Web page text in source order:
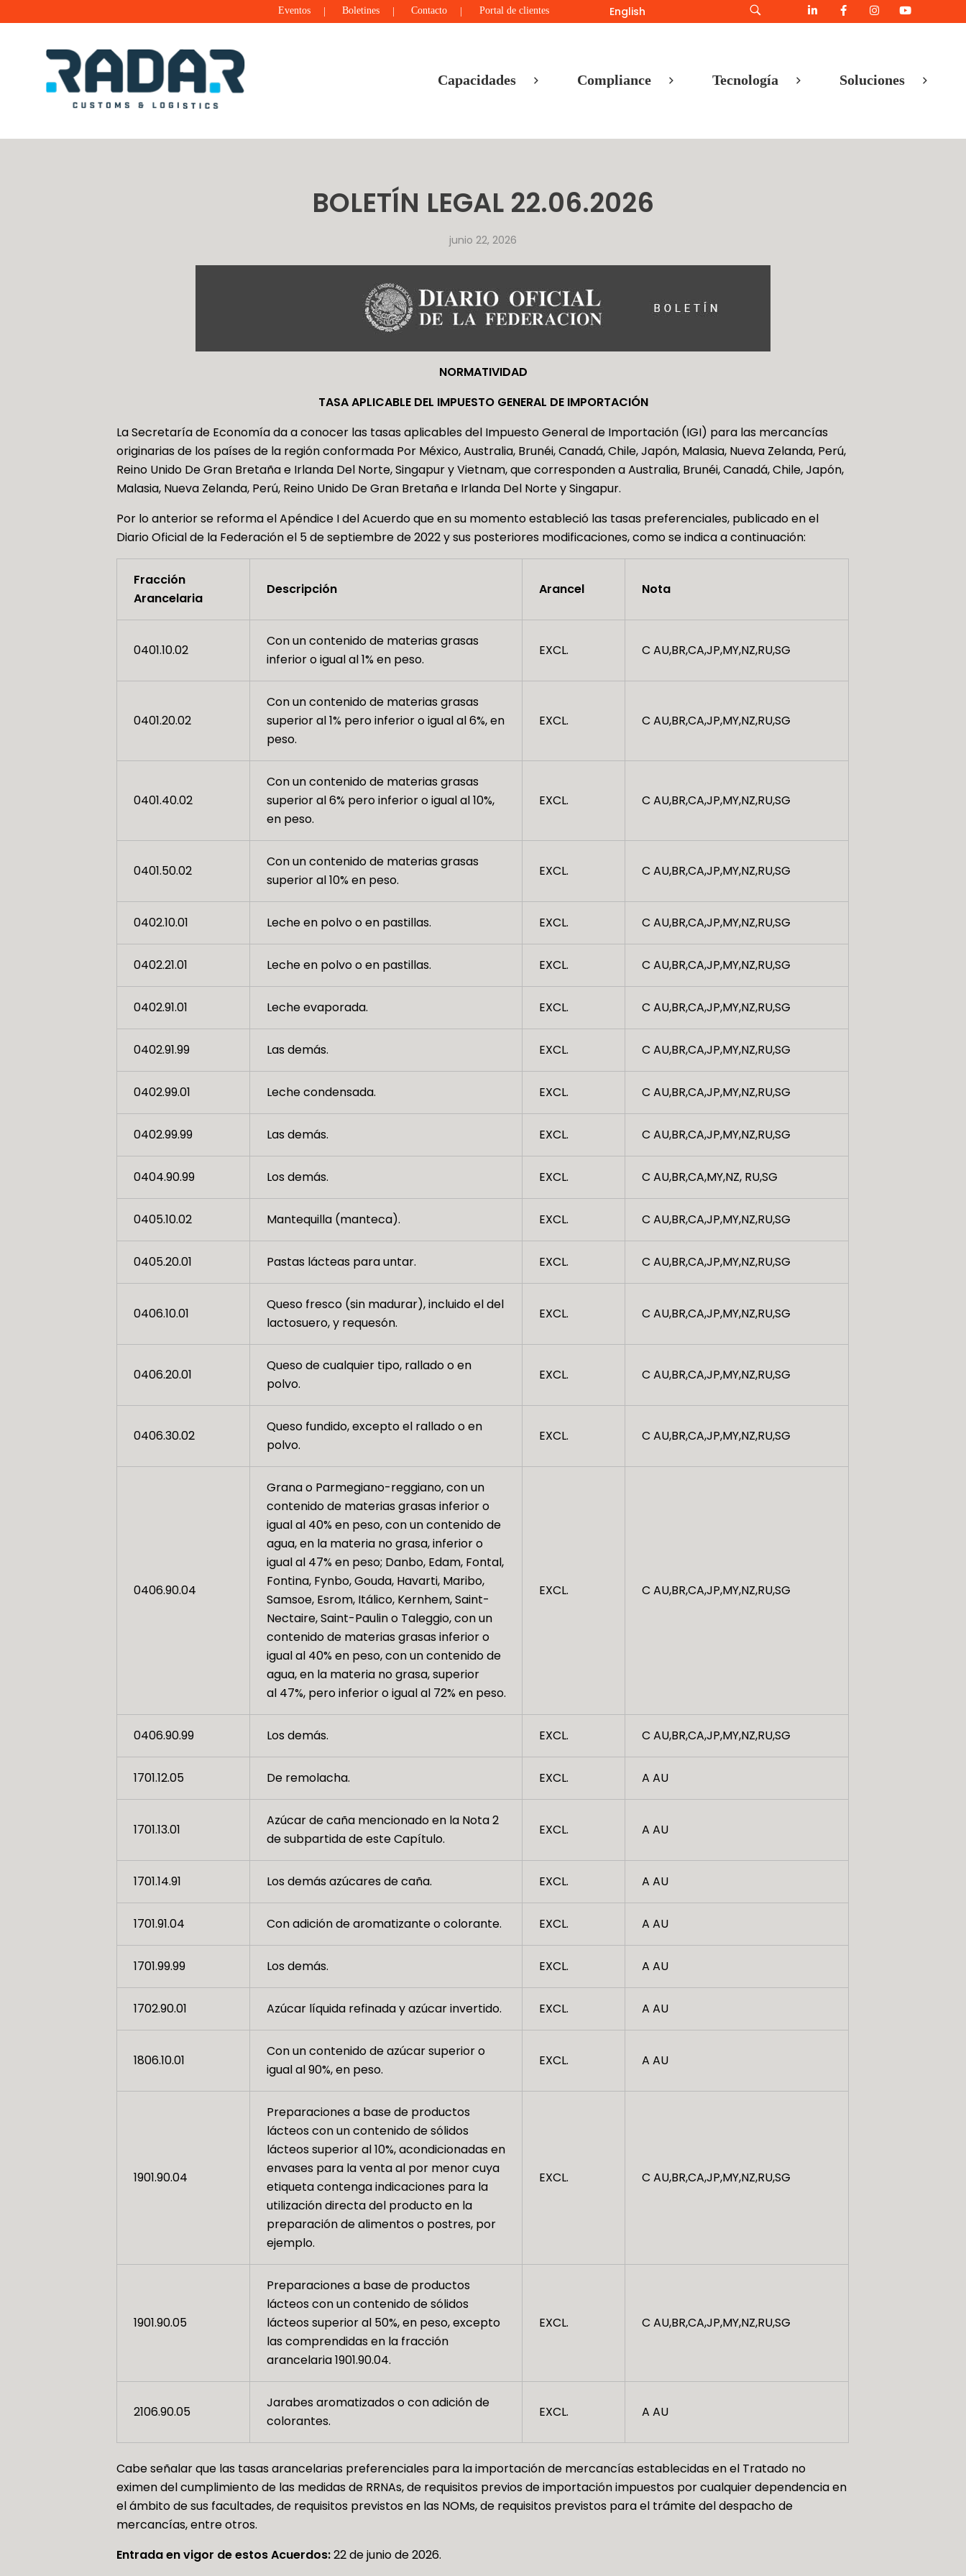
Eventos Boletines Contacto Portal de clientes English
Capacidades Compliance Tecnología Soluciones
BOLETÍN LEGAL 22.06.2026
junio 22, 2026
NORMATIVIDAD
TASA APLICABLE DEL IMPUESTO GENERAL DE IMPORTACIÓN
La Secretaría de Economía da a conocer las tasas aplicables del Impuesto General de Importación (IGI) para las mercancías
originarias de los países de la región conformada Por México, Australia, Brunéi, Canadá, Chile, Japón, Malasia, Nueva Zelanda, Perú,
Reino Unido De Gran Bretaña e Irlanda Del Norte, Singapur y Vietnam, que corresponden a Australia, Brunéi, Canadá, Chile, Japón,
Malasia, Nueva Zelanda, Perú, Reino Unido De Gran Bretaña e Irlanda Del Norte y Singapur.
Por lo anterior se reforma el Apéndice I del Acuerdo que en su momento estableció las tasas preferenciales, publicado en el
Diario Oficial de la Federación el 5 de septiembre de 2022 y sus posteriores modificaciones, como se indica a continuación:
Fracción
Arancelaria
Descripción Arancel Nota
0401.10.02
Con un contenido de materias grasas
inferior o igual al 1% en peso.
EXCL. C AU,BR,CA,JP,MY,NZ,RU,SG
0401.20.02
Con un contenido de materias grasas
superior al 1% pero inferior o igual al 6%, en
peso.
EXCL. C AU,BR,CA,JP,MY,NZ,RU,SG
0401.40.02
Con un contenido de materias grasas
superior al 6% pero inferior o igual al 10%,
en peso.
EXCL. C AU,BR,CA,JP,MY,NZ,RU,SG
0401.50.02
Con un contenido de materias grasas
superior al 10% en peso.
EXCL. C AU,BR,CA,JP,MY,NZ,RU,SG
0402.10.01 Leche en polvo o en pastillas. EXCL. C AU,BR,CA,JP,MY,NZ,RU,SG
0402.21.01 Leche en polvo o en pastillas. EXCL. C AU,BR,CA,JP,MY,NZ,RU,SG
0402.91.01 Leche evaporada. EXCL. C AU,BR,CA,JP,MY,NZ,RU,SG
0402.91.99 Las demás. EXCL. C AU,BR,CA,JP,MY,NZ,RU,SG
0402.99.01 Leche condensada. EXCL. C AU,BR,CA,JP,MY,NZ,RU,SG
0402.99.99 Las demás. EXCL. C AU,BR,CA,JP,MY,NZ,RU,SG
0404.90.99 Los demás. EXCL. C AU,BR,CA,MY,NZ, RU,SG
0405.10.02 Mantequilla (manteca). EXCL. C AU,BR,CA,JP,MY,NZ,RU,SG
0405.20.01 Pastas lácteas para untar. EXCL. C AU,BR,CA,JP,MY,NZ,RU,SG
0406.10.01
Queso fresco (sin madurar), incluido el del
lactosuero, y requesón.
EXCL. C AU,BR,CA,JP,MY,NZ,RU,SG
0406.20.01
Queso de cualquier tipo, rallado o en
polvo.
EXCL. C AU,BR,CA,JP,MY,NZ,RU,SG
0406.30.02
Queso fundido, excepto el rallado o en
polvo.
EXCL. C AU,BR,CA,JP,MY,NZ,RU,SG
0406.90.04
Grana o Parmegiano-reggiano, con un
contenido de materias grasas inferior o
igual al 40% en peso, con un contenido de
agua, en la materia no grasa, inferior o
igual al 47% en peso; Danbo, Edam, Fontal,
Fontina, Fynbo, Gouda, Havarti, Maribo,
Samsoe, Esrom, Itálico, Kernhem, Saint-
Nectaire, Saint-Paulin o Taleggio, con un
contenido de materias grasas inferior o
igual al 40% en peso, con un contenido de
agua, en la materia no grasa, superior
al 47%, pero inferior o igual al 72% en peso.
EXCL. C AU,BR,CA,JP,MY,NZ,RU,SG
0406.90.99 Los demás. EXCL. C AU,BR,CA,JP,MY,NZ,RU,SG
1701.12.05 De remolacha. EXCL. A AU
1701.13.01
Azúcar de caña mencionado en la Nota 2
de subpartida de este Capítulo.
EXCL. A AU
1701.14.91 Los demás azúcares de caña. EXCL. A AU
1701.91.04 Con adición de aromatizante o colorante. EXCL. A AU
1701.99.99 Los demás. EXCL. A AU
1702.90.01 Azúcar líquida refinada y azúcar invertido. EXCL. A AU
1806.10.01
Con un contenido de azúcar superior o
igual al 90%, en peso.
EXCL. A AU
1901.90.04
Preparaciones a base de productos
lácteos con un contenido de sólidos
lácteos superior al 10%, acondicionadas en
envases para la venta al por menor cuya
etiqueta contenga indicaciones para la
utilización directa del producto en la
preparación de alimentos o postres, por
ejemplo.
EXCL. C AU,BR,CA,JP,MY,NZ,RU,SG
1901.90.05
Preparaciones a base de productos
lácteos con un contenido de sólidos
lácteos superior al 50%, en peso, excepto
las comprendidas en la fracción
arancelaria 1901.90.04.
EXCL. C AU,BR,CA,JP,MY,NZ,RU,SG
2106.90.05
Jarabes aromatizados o con adición de
colorantes.
EXCL. A AU
Cabe señalar que las tasas arancelarias preferenciales para la importación de mercancías establecidas en el Tratado no
eximen del cumplimiento de las medidas de RRNAs, de requisitos previos de importación impuestos por cualquier dependencia en
el ámbito de sus facultades, de requisitos previstos en las NOMs, de requisitos previstos para el trámite del despacho de
mercancías, entre otros.
Entrada en vigor de estos Acuerdos:22 de junio de 2026.